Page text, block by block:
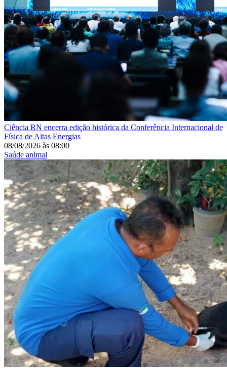
Ciência RN encerra edição histórica da Conferência Internacional de
Física de Altas Energias
08/08/2026 às 08:00
Saúde animal